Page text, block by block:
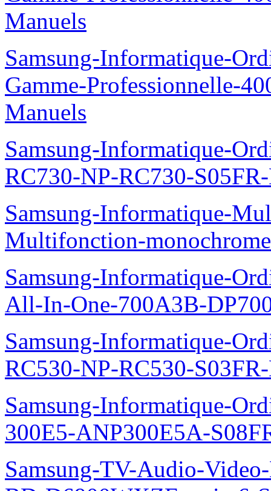
Manuels
Samsung-Informatique-
Gamme-Professionnelle-
Manuels
Samsung-Informatique-
RC730-NP-RC730-
Samsung-Informatique-
Multifonction-
Samsung-Informatique-
All-In-One-700A3B-
Samsung-Informatique-
RC530-NP-RC530-
Samsung-Informatique-
300E5-ANP300E5A-
Samsung-TV-Audio-